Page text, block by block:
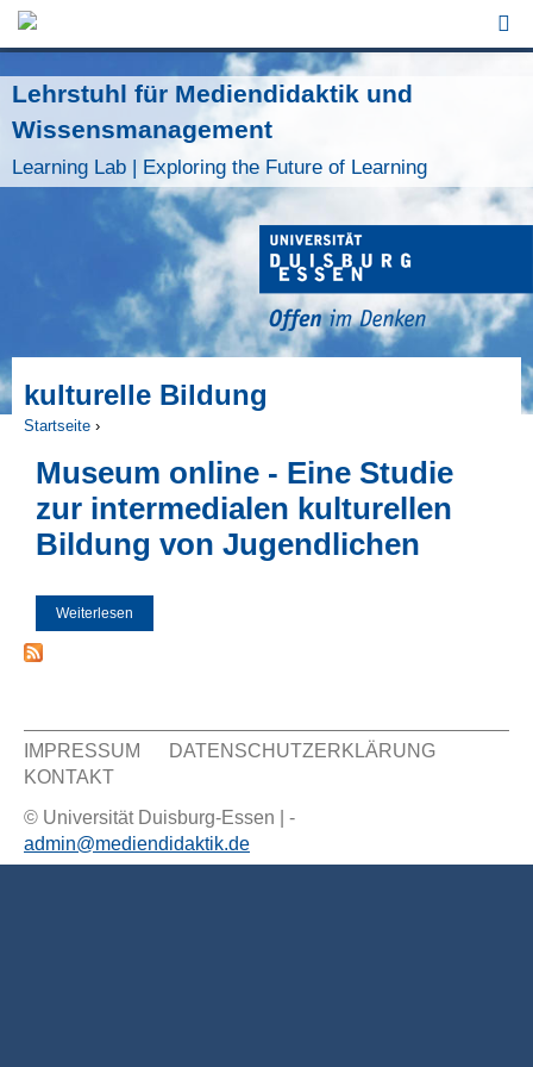
Jump to Navigation
Lehrstuhl für Mediendidaktik und
Wissensmanagement
Learning Lab | Exploring the Future of Learning
kulturelle Bildung
Sie sind hier
Startseite ›
Museum online - Eine Studie
zur intermedialen kulturellen
Bildung von Jugendlichen
Weiterlesen
Sekundär Menü
IMPRESSUM
DATENSCHUTZERKLÄRUNG
KONTAKT
© Universität Duisburg-Essen | -
admin@mediendidaktik.de